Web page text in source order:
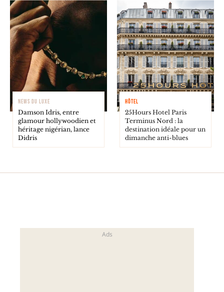
NEWS DU LUXE
Damson Idris, entre
glamour hollywoodien et
héritage nigérian, lance
Didris
HÔTEL
25Hours Hotel Paris
Terminus Nord : la
destination idéale pour un
dimanche anti-blues